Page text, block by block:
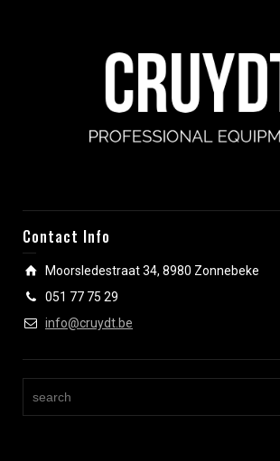
Contact Info
Moorsledestraat 34, 8980 Zonnebeke
051 77 75 29
info@cruydt.be